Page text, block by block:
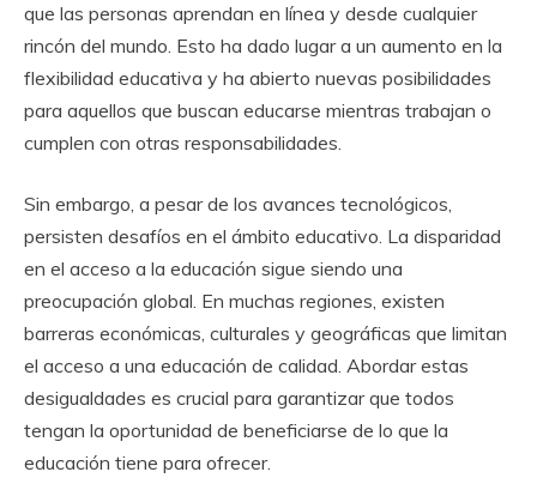
que las personas aprendan en línea y desde cualquier
rincón del mundo. Esto ha dado lugar a un aumento en la
flexibilidad educativa y ha abierto nuevas posibilidades
para aquellos que buscan educarse mientras trabajan o
cumplen con otras responsabilidades.
Sin embargo, a pesar de los avances tecnológicos,
persisten desafíos en el ámbito educativo. La disparidad
en el acceso a la educación sigue siendo una
preocupación global. En muchas regiones, existen
barreras económicas, culturales y geográficas que limitan
el acceso a una educación de calidad. Abordar estas
desigualdades es crucial para garantizar que todos
tengan la oportunidad de beneficiarse de lo que la
educación tiene para ofrecer.